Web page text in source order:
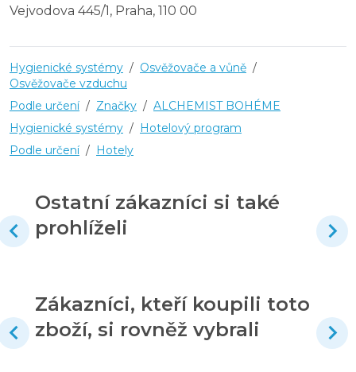
Vejvodova 445/1, Praha, 110 00
Hygienické systémy / Osvěžovače a vůně /
Osvěžovače vzduchu
Podle určení / Značky / ALCHEMIST BOHÉME
Hygienické systémy / Hotelový program
Podle určení / Hotely
Ostatní zákazníci si také
prohlíželi
Zákazníci, kteří koupili toto
zboží, si rovněž vybrali